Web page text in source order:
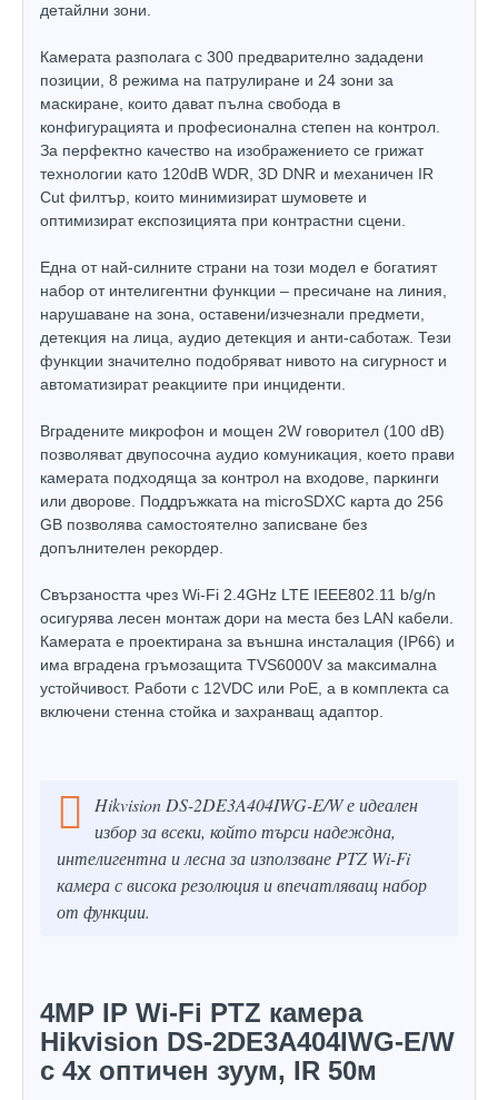
детайлни зони.
Камерата разполага с 300 предварително зададени
позиции, 8 режима на патрулиране и 24 зони за
маскиране, които дават пълна свобода в
конфигурацията и професионална степен на контрол.
За перфектно качество на изображението се грижат
технологии като 120dB WDR, 3D DNR и механичен IR
Cut филтър, които минимизират шумовете и
оптимизират експозицията при контрастни сцени.
Една от най-силните страни на този модел е богатият
набор от интелигентни функции – пресичане на линия,
нарушаване на зона, оставени/изчезнали предмети,
детекция на лица, аудио детекция и анти-саботаж. Тези
функции значително подобряват нивото на сигурност и
автоматизират реакциите при инциденти.
Вградените микрофон и мощен 2W говорител (100 dB)
позволяват двупосочна аудио комуникация, което прави
камерата подходяща за контрол на входове, паркинги
или дворове. Поддръжката на microSDXC карта до 256
GB позволява самостоятелно записване без
допълнителен рекордер.
Свързаността чрез Wi-Fi 2.4GHz LTE IEEE802.11 b/g/n
осигурява лесен монтаж дори на места без LAN кабели.
Камерата е проектирана за външна инсталация (IP66) и
има вградена гръмозащита TVS6000V за максимална
устойчивост. Работи с 12VDC или PoE, а в комплекта са
включени стенна стойка и захранващ адаптор.
Hikvision DS-2DE3A404IWG-E/W е идеален
избор за всеки, който търси надеждна,
интелигентна и лесна за използване PTZ Wi-Fi
камера с висока резолюция и впечатляващ набор
от функции.
4MP IP Wi-Fi PTZ камера
Hikvision DS-2DE3A404IWG-E/W
с 4х оптичен зуум, IR 50м